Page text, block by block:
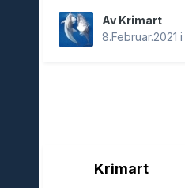
Av Krimart
8.Februar.2021 i
Krimart